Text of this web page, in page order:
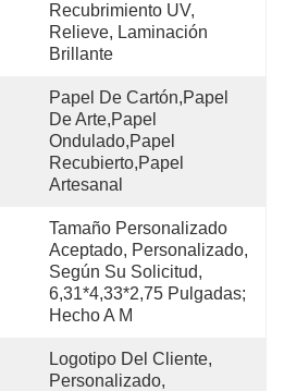
Recubrimiento UV,
Relieve, Laminación
Brillante
Papel De Cartón,papel
De Arte,papel
Ondulado,papel
Recubierto,papel
Artesanal
Tamaño Personalizado
Aceptado, Personalizado,
Según Su Solicitud,
6,31*4,33*2,75 Pulgadas;
Hecho A M
Logotipo Del Cliente,
Personalizado,